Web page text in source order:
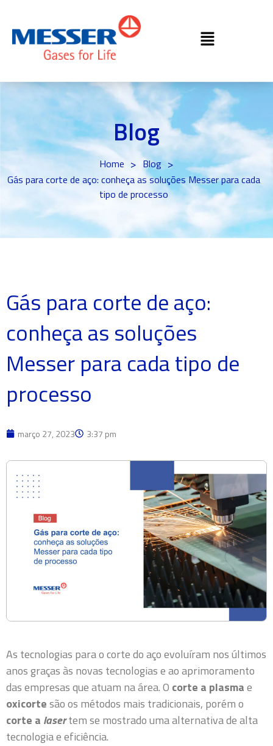
Blog
Home > Blog >
Gás para corte de aço: conheça as soluções Messer para cada
tipo de processo
Gás para corte de aço:
conheça as soluções
Messer para cada tipo de
processo
março 27, 2023 3:37 pm
As tecnologias para o corte do aço evoluíram nos últimos
anos graças às novas tecnologias e ao aprimoramento
das empresas que atuam na área. O corte a plasmae
oxicortesão os métodos mais tradicionais, porém o
corte a lasertem se mostrado uma alternativa de alta
tecnologia e eficiência.